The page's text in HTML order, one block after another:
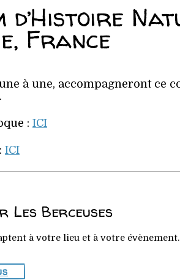
d’Histoire
France
à une, accompagneront ce
: ICI
ICI
Les Berceuses
à votre lieu et à votre évènement.